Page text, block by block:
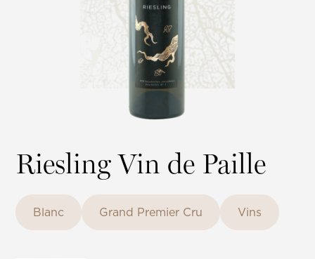
Riesling Vin de Paille
Blanc Grand Premier Cru Vins